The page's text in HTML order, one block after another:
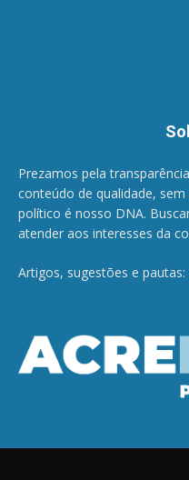
Prezamos pela
conteúdo de qualidade,
político é nosso DNA.
atender aos interesses da
Artigos, sugestões e pautas: